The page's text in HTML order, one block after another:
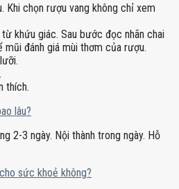
Khi chọn rượu vang không chỉ xem
khứu giác. Sau bước đọc nhãn chai
đánh giá mùi thơm của rượu.
thích.
lâu?
2-3 ngày. Nội thành trong ngày. Hỗ
sức khoẻ không?